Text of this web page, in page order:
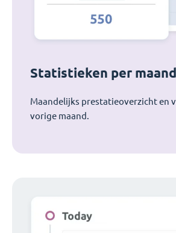
Statistieken per maand
Maandelijks prestatieoverzicht en
vorige maand.